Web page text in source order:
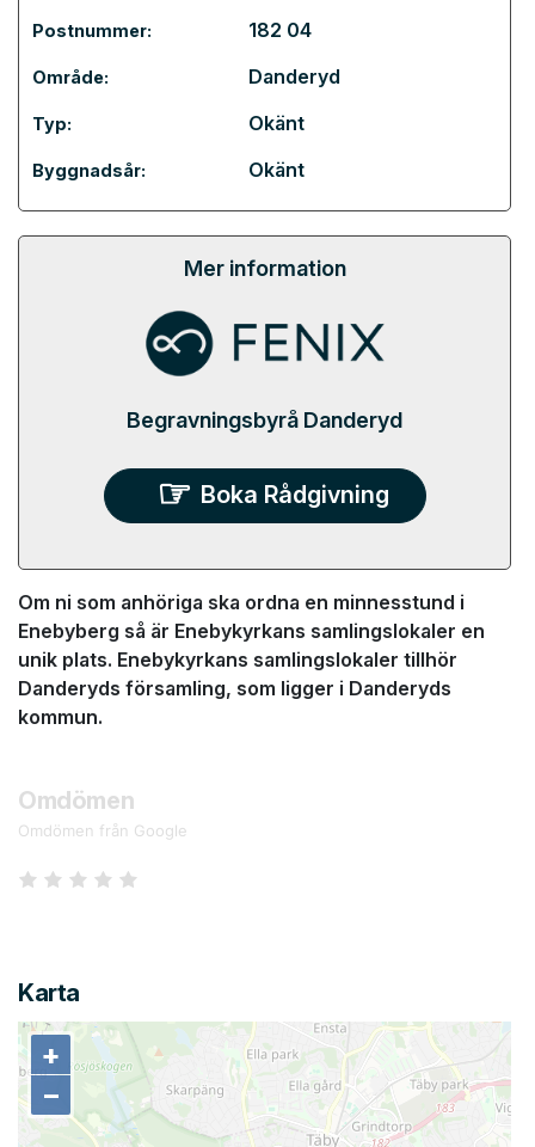
Postnummer: 182 04
Område: Danderyd
Typ: Okänt
Byggnadsår: Okänt
Mer information
Begravningsbyrå Danderyd
Boka Rådgivning
Om ni som anhöriga ska ordna en minnesstund i
Enebyberg så är Enebykyrkans samlingslokaler en
unik plats. Enebykyrkans samlingslokaler tillhör
Danderyds församling, som ligger i Danderyds
kommun.
Omdömen
Omdömen från Google
Karta
+
−
+
−